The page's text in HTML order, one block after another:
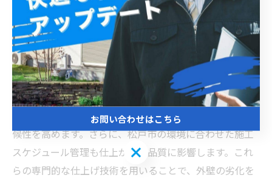
が重要で、汚れや旧塗膜の除去、ひび割れの補修を確実
に行うことで、塗料の密着性が高まります。松戸市は四
季がはっきりしており、湿度や降雨量も多いため、防カ
ビ・防藻性に優れた塗料の選定が求められます。特にア
クリルシリコン系やフッ素樹脂系塗料は耐久性に優れ、
長期間にわたり外壁を保護します。塗布の際は均一な厚
みと滑らかな仕上がりを意識し、複数回の重ね塗りで耐
候性を高めます。さらに、松戸市の環境に合わせた施工
スケジュール管理も仕上がりの品質に影響します。これ
らの専門的な仕上げ技術を用いることで、外壁の劣化を
お問い合わせはこちら
お問い合わせはこちら